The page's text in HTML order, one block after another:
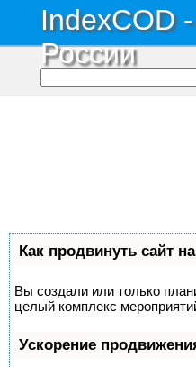
IndexCOD
России
Как продвинуть сайт
Вы создали или только
целый комплекс
Ускорение